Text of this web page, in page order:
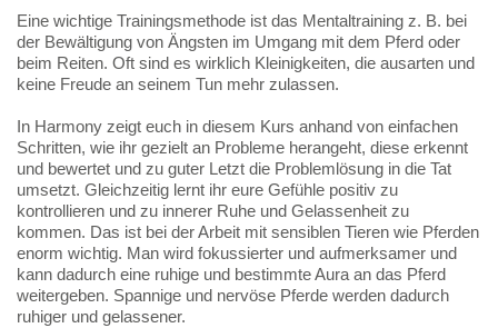
Eine wichtige Trainingsmethode ist das Mentaltraining z. B. bei
der Bewältigung von Ängsten im Umgang mit dem Pferd oder
beim Reiten. Oft sind es wirklich Kleinigkeiten, die ausarten und
keine Freude an seinem Tun mehr zulassen.
In Harmony zeigt euch in diesem Kurs anhand von einfachen
Schritten, wie ihr gezielt an Probleme herangeht, diese erkennt
und bewertet und zu guter Letzt die Problemlösung in die Tat
umsetzt. Gleichzeitig lernt ihr eure Gefühle positiv zu
kontrollieren und zu innerer Ruhe und Gelassenheit zu
kommen. Das ist bei der Arbeit mit sensiblen Tieren wie Pferden
enorm wichtig. Man wird fokussierter und aufmerksamer und
kann dadurch eine ruhige und bestimmte Aura an das Pferd
weitergeben. Spannige und nervöse Pferde werden dadurch
ruhiger und gelassener.